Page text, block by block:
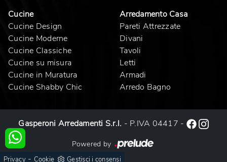
Cucine
Cucine Design
Cucine Moderne
Cucine Classiche
Cucine su misura
Cucine in Muratura
Cucine Shabby Chic
Arredamento Casa
Pareti Attrezzate
Divani
Tavoli
Letti
Armadi
Arredo Bagno
Gasperoni Arredamenti S.r.l. - P.IVA 04417 -
Powered by
Privacy- Cookie Gestisci i consensi